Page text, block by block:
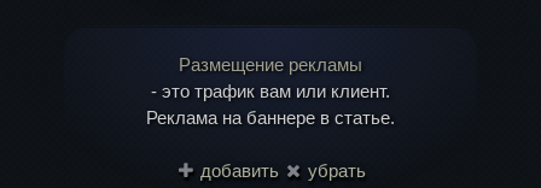
Размещение рекламы
- это трафик вам или клиент.
Реклама на баннере в статье.
добавить убрать